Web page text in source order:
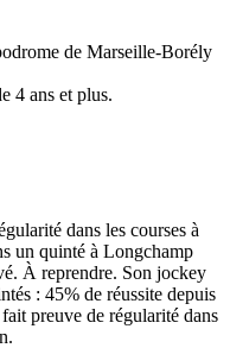
de Marseille-Borély
4 ans et plus.
dans les courses à
un quinté à Longchamp
À reprendre. Son jockey
: 45% de réussite depuis
preuve de régularité dans